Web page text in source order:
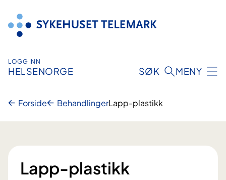
innhold
LOGG INN
HELSENORGE SØK MENY
Forside BehandlingerLapp-plastikk
Lapp-plastikk